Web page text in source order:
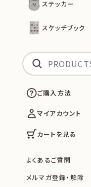
ステッカー
スケッチブック
ご購入方法
マイアカウント
カートを見る
よくあるご質問
メルマガ登録・解除